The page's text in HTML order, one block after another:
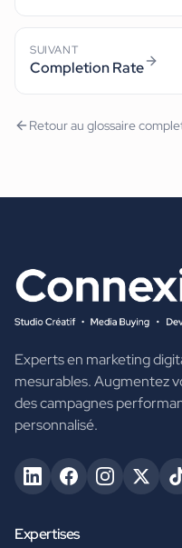
SUIVANT
Completion Rate
Retour au glossaire
Experts en marketing
mesurables. Augmentez
des campagnes
personnalisé.
Expertises